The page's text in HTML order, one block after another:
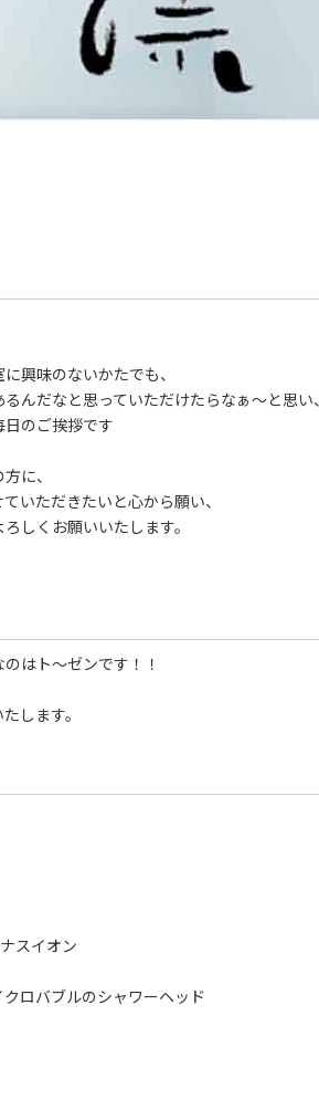
興味のないかたでも、
んだなと思っていただけたらなぁ～と思い、
のご挨拶です
に、
いただきたいと心から願い、
しくお願いいたします。
はト～ゼンです！！
します。
スイオン
ロバブルのシャワーヘッド